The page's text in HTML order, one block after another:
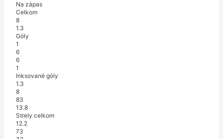
Na zápas
Celkom
8
1.3
Góly
1
6
6
1
Inksované góly
1.3
8
83
13.8
Strely celkom
12.2
73